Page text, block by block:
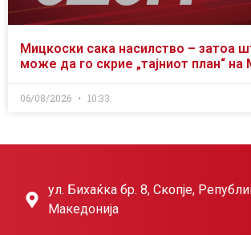
Мицкоски сака насилство – затоа
може да го скрие „тајниот план“ на
06/08/2026 10:33
ул. Бихаќка бр. 8, Скопје,
Македонија